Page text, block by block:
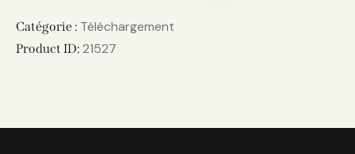
Catégorie : Téléchargement
Product ID: 21527